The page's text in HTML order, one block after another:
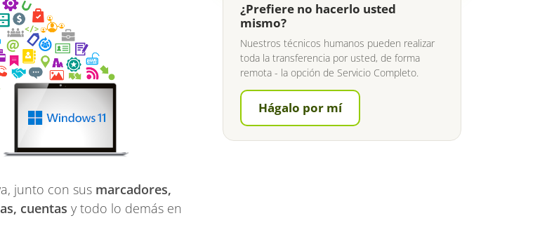
junto con sus marcadores,
cuentas y todo lo demás en
¿Prefiere no hacerlo usted
mismo?
Nuestros técnicos humanos pueden realizar
toda la transferencia por usted, de forma
remota - la opción de Servicio Completo.
Hágalo por mí